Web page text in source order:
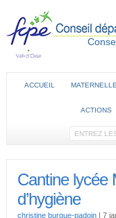
ACCUEIL
ACTIONS
Cantine lycée
d’hygiène
christine burgue-padoin| 7